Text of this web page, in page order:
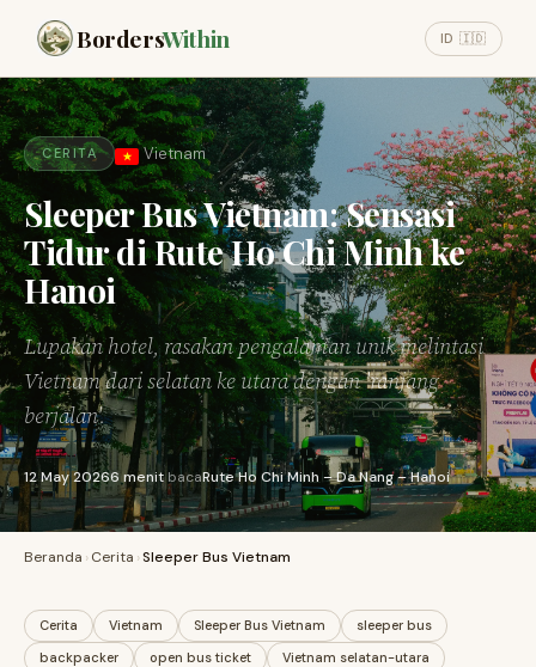
BordersWithin ID 🇮🇩
CERITA Vietnam
Sleeper Bus Vietnam: Sensasi
Tidur di Rute Ho Chi Minh ke
Hanoi
Lupakan hotel, rasakan pengalaman unik melintasi
Vietnam dari selatan ke utara dengan 'ranjang
berjalan'.
12 May 20266 menitbacaRute Ho Chi Minh – Da Nang – Hanoi
Beranda ›Cerita ›Sleeper Bus Vietnam
Cerita Vietnam Sleeper Bus Vietnam
sleeper bus
backpacker
open bus ticket
Vietnam selatan-utara